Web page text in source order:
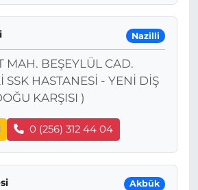
Nazilli
MAH. BEŞEYLÜL CAD.
SSK HASTANESİ - YENİ DİŞ
KARŞISI )
0 (256) 312 44 04
Akbük